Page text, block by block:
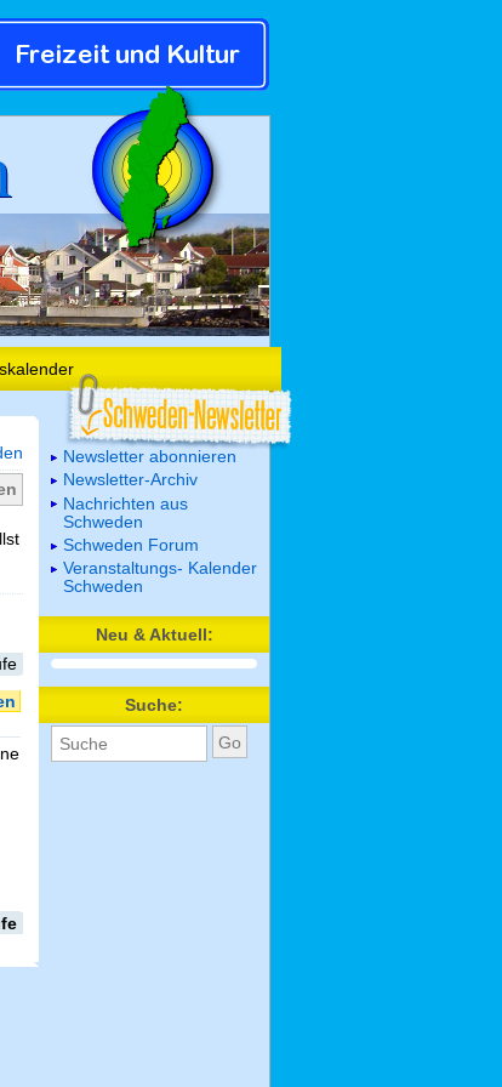
Newsletter abonnieren
Newsletter-Archiv
Nachrichten aus
Schweden
Schweden Forum
Veranstaltungs- Kalender
Schweden
Neu & Aktuell:
Suche: